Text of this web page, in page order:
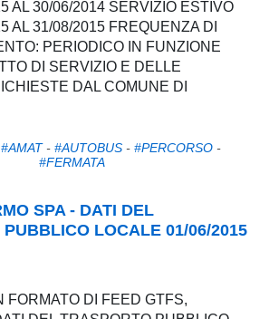
AL 30/06/2014 SERVIZIO ESTIVO
AL 31/08/2015 FREQUENZA DI
PERIODICO IN FUNZIONE
DI SERVIZIO E DELLE
DAL COMUNE DI
#AMAT- #AUTOBUS- #PERCORSO-
#FERMATA
SPA - DATI DEL
PUBBLICO LOCALE 01/06/2015
FORMATO DI FEED GTFS,